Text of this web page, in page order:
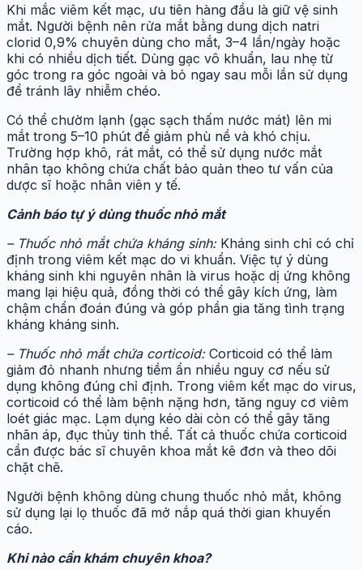
Khi mắc viêm kết mạc, ưu tiên hàng đầu là giữ vệ sinh
mắt. Người bệnh nên rửa mắt bằng dung dịch natri
clorid 0,9% chuyên dùng cho mắt, 3–4 lần/ngày hoặc
khi có nhiều dịch tiết. Dùng gạc vô khuẩn, lau nhẹ từ
góc trong ra góc ngoài và bỏ ngay sau mỗi lần sử dụng
để tránh lây nhiễm chéo.
Có thể chườm lạnh (gạc sạch thấm nước mát) lên mi
mắt trong 5–10 phút để giảm phù nề và khó chịu.
Trường hợp khô, rát mắt, có thể sử dụng nước mắt
nhân tạo không chứa chất bảo quản theo tư vấn của
dược sĩ hoặc nhân viên y tế.
Cảnh báo tự ý dùng thuốc nhỏ mắt
– Thuốc nhỏ mắt chứa kháng sinh:Kháng sinh chỉ có chỉ
định trong viêm kết mạc do vi khuẩn. Việc tự ý dùng
kháng sinh khi nguyên nhân là virus hoặc dị ứng không
mang lại hiệu quả, đồng thời có thể gây kích ứng, làm
chậm chẩn đoán đúng và góp phần gia tăng tình trạng
kháng kháng sinh.
– Thuốc nhỏ mắt chứa corticoid: Corticoid có thể làm
giảm đỏ nhanh nhưng tiềm ẩn nhiều nguy cơ nếu sử
dụng không đúng chỉ định. Trong viêm kết mạc do virus,
corticoid có thể làm bệnh nặng hơn, tăng nguy cơ viêm
loét giác mạc. Lạm dụng kéo dài còn có thể gây tăng
nhãn áp, đục thủy tinh thể. Tất cả thuốc chứa corticoid
cần được bác sĩ chuyên khoa mắt kê đơn và theo dõi
chặt chẽ.
Người bệnh không dùng chung thuốc nhỏ mắt, không
sử dụng lại lọ thuốc đã mở nắp quá thời gian khuyến
cáo.
Khi nào cần khám chuyên khoa?